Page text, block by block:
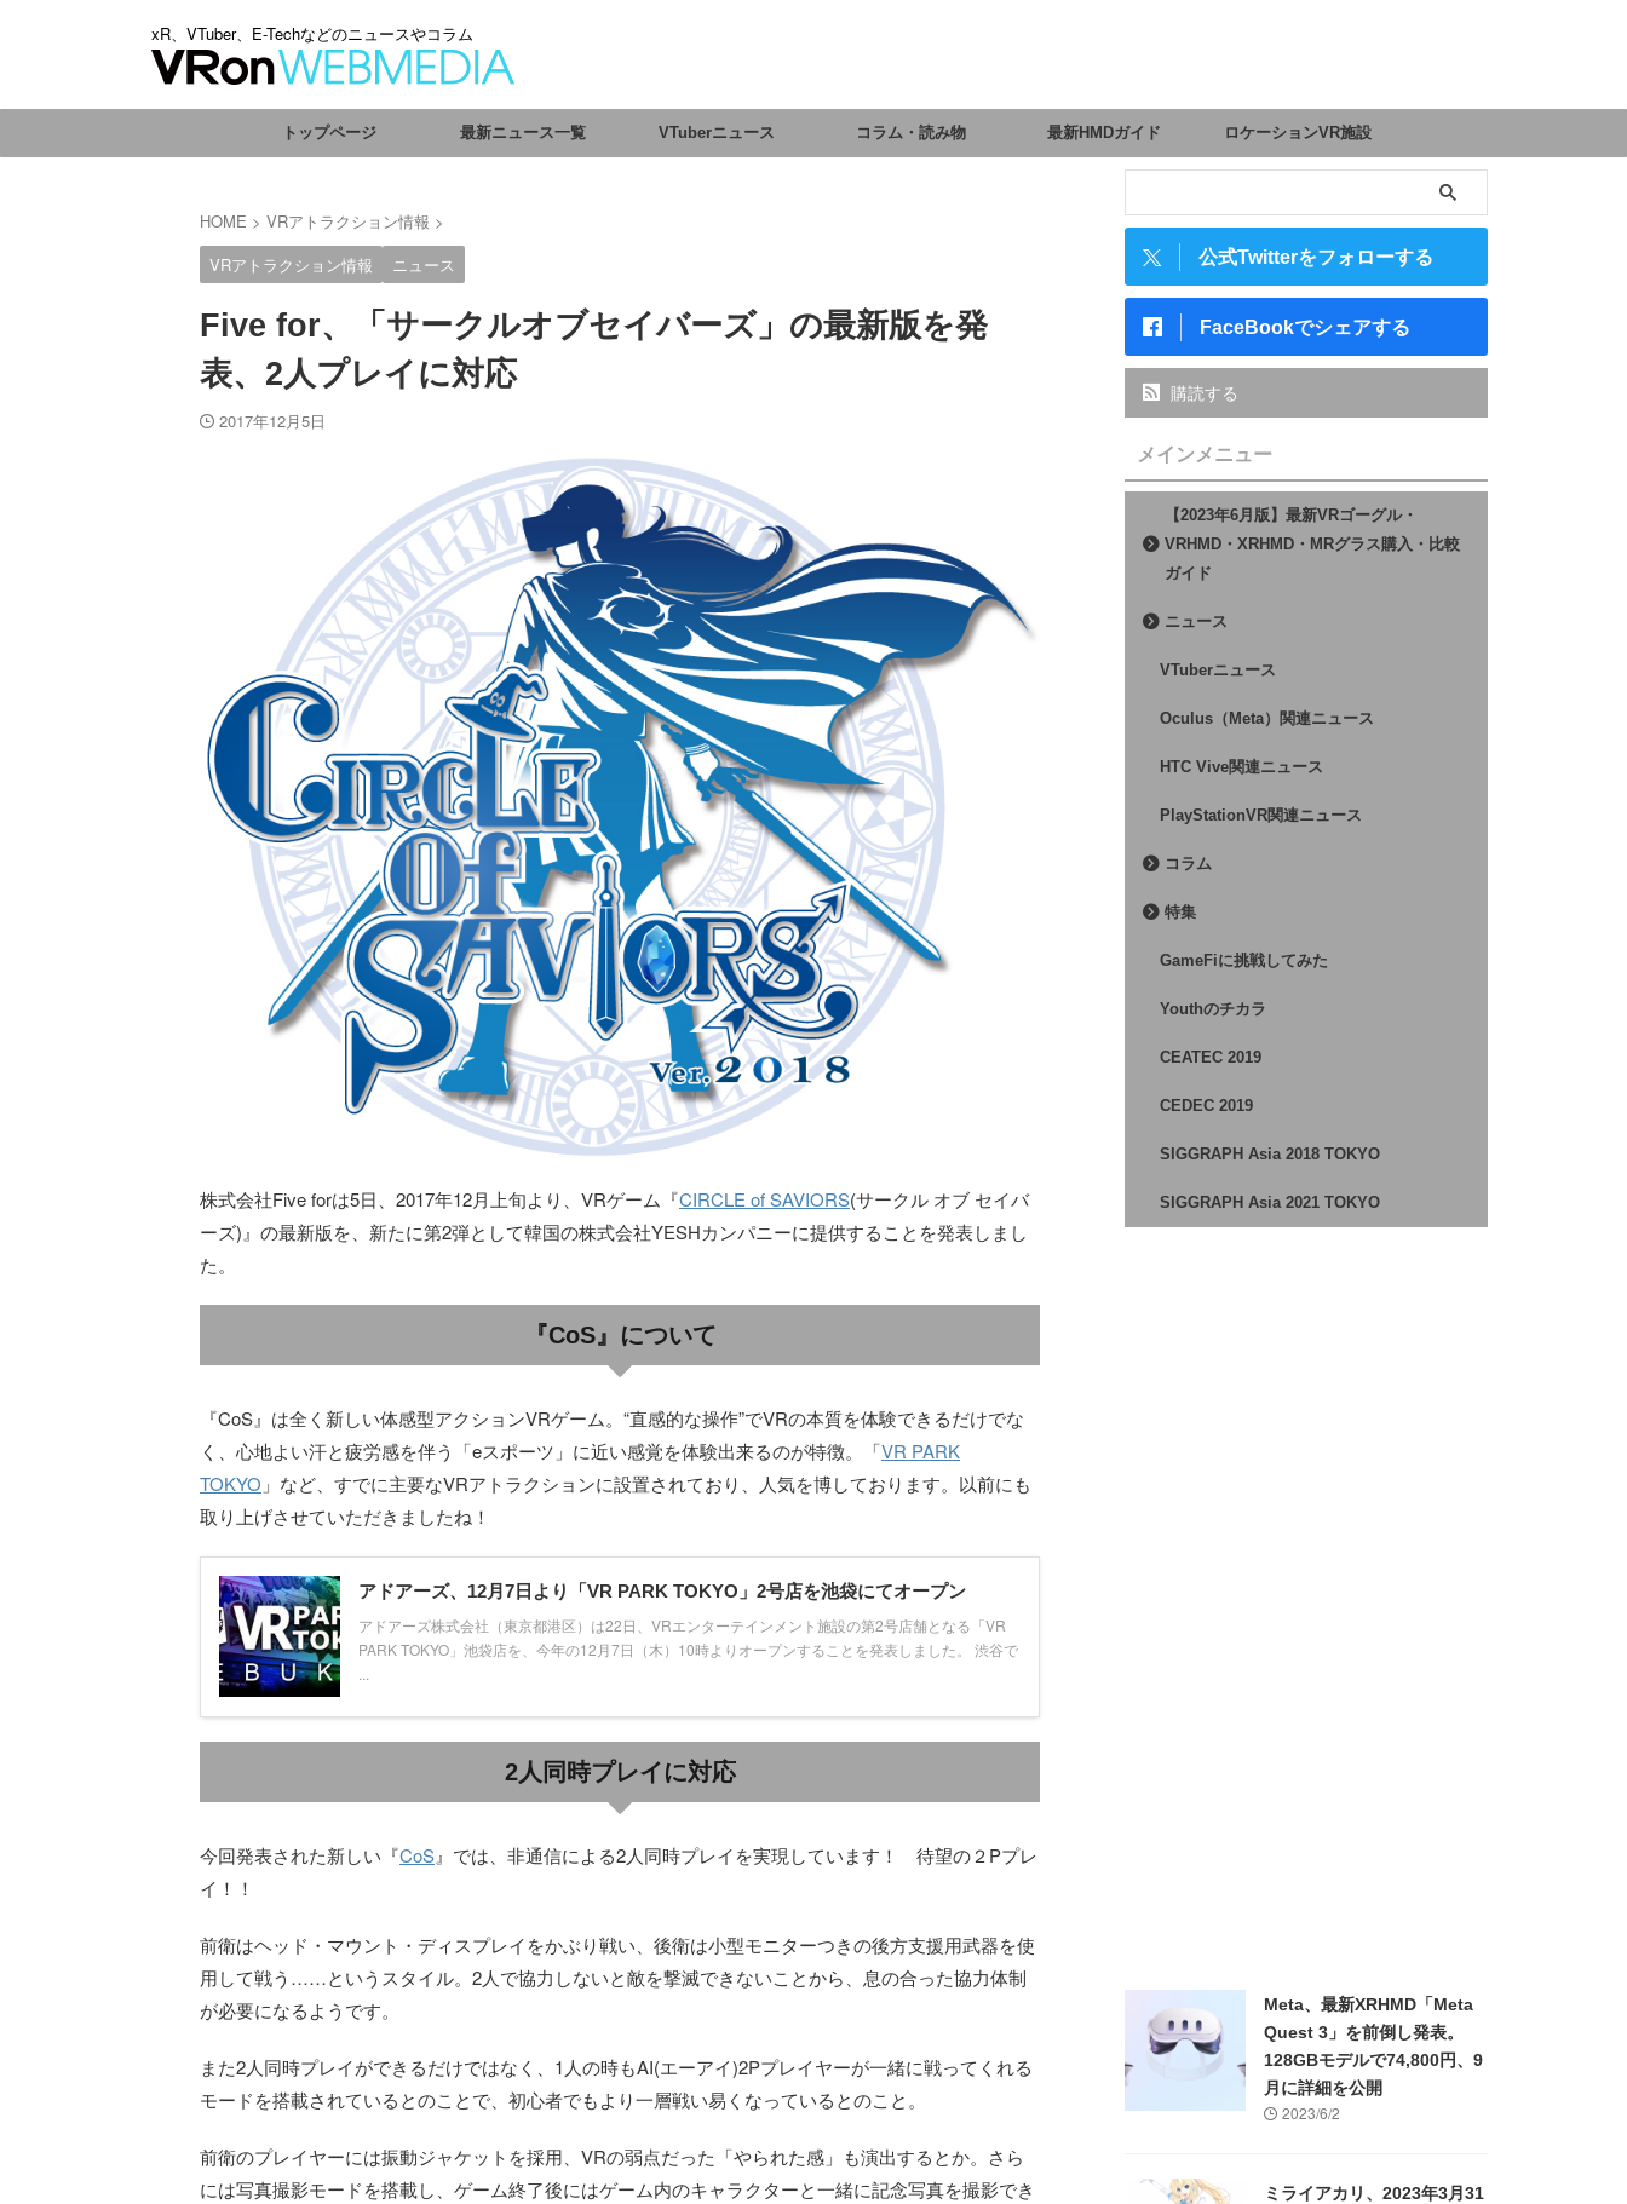
xR、VTuber、E-Techなどのニュースやコラム
トップページ 最新ニュース一覧 VTuberニュース コラム・読み物 最新HMDガイド ロケーションVR施設
HOME > VRアトラクション情報 >
VRアトラクション情報
ニュース
Five for、「サークルオブセイバーズ」の最新版を発
表、2人プレイに対応
2017年12月5日
株式会社Five forは5日、2017年12月上旬より、VRゲーム『CIRCLE of SAVIORS(サークル オブ セイバ
ーズ)』の最新版を、新たに第2弾として韓国の株式会社YESHカンパニーに提供することを発表しまし
た。
『CoS』について
『CoS』は全く新しい体感型アクションVRゲーム。“直感的な操作”でVRの本質を体験できるだけでな
く、心地よい汗と疲労感を伴う「eスポーツ」に近い感覚を体験出来るのが特徴。「VR PARK
TOKYO 」など、すでに主要なVRアトラクションに設置されており、人気を博しております。以前にも
取り上げさせていただきましたね！
アドアーズ、12月7日より「VR PARK TOKYO」2号店を池袋にてオープン
アドアーズ株式会社（東京都港区）は22日、VRエンターテインメント施設の第2号店舗となる「VR
PARK TOKYO」池袋店を、今年の12月7日（木）10時よりオープンすることを発表しました。 渋谷で
2人同時プレイに対応
今回発表された新しい『CoS』では、非通信による2人同時プレイを実現しています！ 待望の２Pプレ
イ！！
前衛はヘッド・マウント・ディスプレイをかぶり戦い、後衛は小型モニターつきの後方支援用武器を使
用して戦う……というスタイル。2人で協力しないと敵を撃滅できないことから、息の合った協力体制
が必要になるようです。
また2人同時プレイができるだけではなく、1人の時もAI(エーアイ)2Pプレイヤーが一緒に戦ってくれる
モードを搭載されているとのことで、初心者でもより一層戦い易くなっているとのこと。
前衛のプレイヤーには振動ジャケットを採用、VRの弱点だった「やられた感」も演出するとか。さら
には写真撮影モードを搭載し、ゲーム終了後にはゲーム内のキャラクターと一緒に記念写真を撮影でき
公式Twitterをフォローする
FaceBookでシェアする
購読する
メインメニュー
【2023年6月版】最新VRゴーグル・
VRHMD・XRHMD・MRグラス購入・比較
ガイド
ニュース
VTuberニュース
Oculus（Meta）関連ニュース
HTC Vive関連ニュース
PlayStationVR関連ニュース
コラム
特集
GameFiに挑戦してみた
Youthのチカラ
CEATEC 2019
CEDEC 2019
SIGGRAPH Asia 2018 TOKYO
SIGGRAPH Asia 2021 TOKYO
Meta、最新XRHMD「Meta
Quest 3」を前倒し発表。
128GBモデルで74,800円、9
月に詳細を公開
2023/6/2
ミライアカリ、2023年3月31